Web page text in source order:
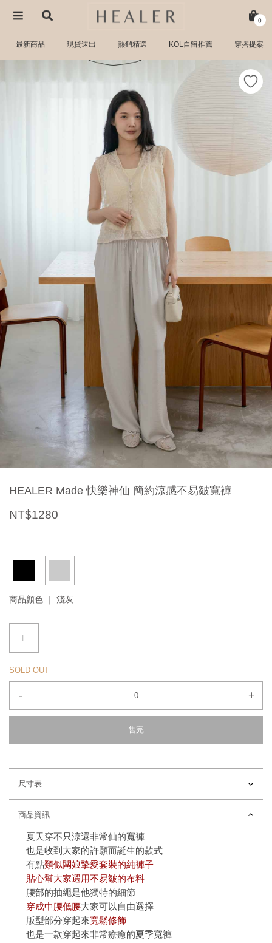
0
最新商品 現貨速出 熱銷精選 KOL自留推薦 穿搭提案
HEALER Made 快樂神仙 簡約涼感不易皺寬褲
NT$1280
商品顏色 ｜ 淺灰
F
SOLD OUT
- +
售完
尺寸表
商品資訊
夏天穿不只涼還非常仙的寬褲
也是收到大家的許願而誕生的款式
有點類似闆娘摯愛套裝的純褲子
貼心幫大家選用不易皺的布料
腰部的抽繩是他獨特的細節
穿成中腰低腰大家可以自由選擇
版型部分穿起來寬鬆修飾
也是一款穿起來非常療癒的夏季寬褲